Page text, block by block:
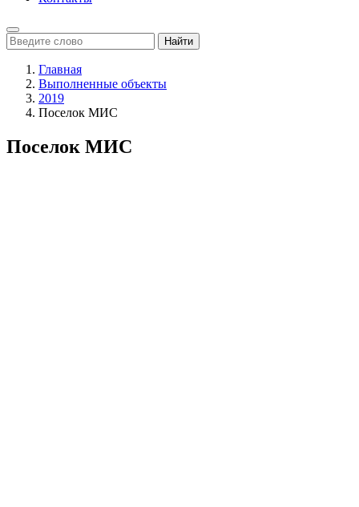
Найти
Главная
Выполненные объекты
2019
Поселок МИС
Поселок МИС